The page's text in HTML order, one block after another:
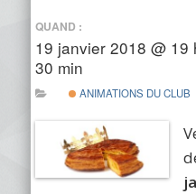
QUAND :
19 janvier 2018 @ 19
30 min
ANIMATIONS DU CLUB